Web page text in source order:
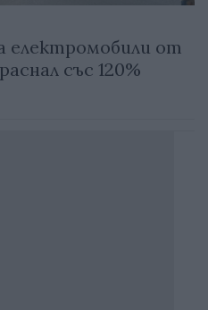
електромобили от
със 120%